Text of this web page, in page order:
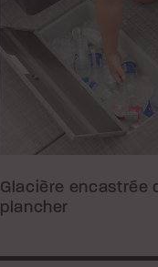
Glacière encastrée
plancher